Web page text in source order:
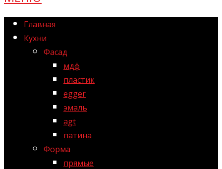
Главная
Кухни
Фасад
мдф
пластик
egger
эмаль
agt
патина
Форма
прямые